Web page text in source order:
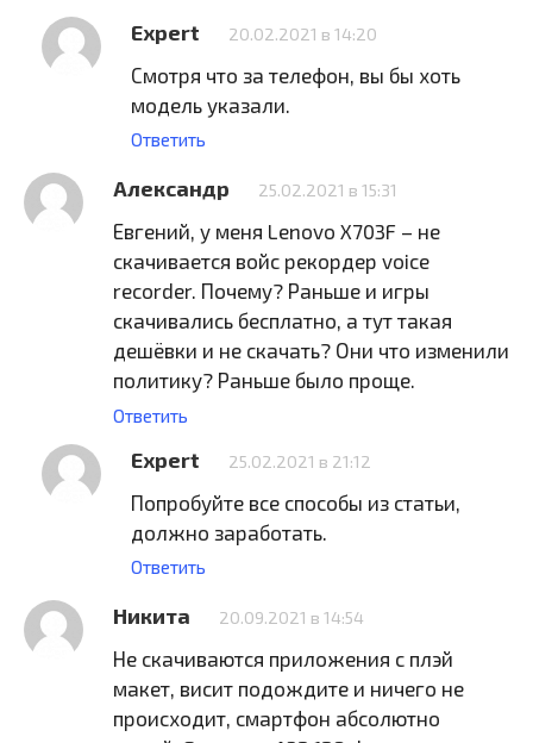
Expert 20.02.2021 в 14:20
Смотря что за телефон, вы бы хоть
модель указали.
Ответить
Александр 25.02.2021 в 15:31
Евгений, у меня Lenovo X703F – не
скачивается войс рекордер voice
recorder. Почему? Раньше и игры
скачивались бесплатно, а тут такая
дешёвки и не скачать? Они что изменили
политику? Раньше было проще.
Ответить
Expert 25.02.2021 в 21:12
Попробуйте все способы из статьи,
должно заработать.
Ответить
Никита 20.09.2021 в 14:54
Не скачиваются приложения с плэй
макет, висит подождите и ничего не
происходит, смартфон абсолютно